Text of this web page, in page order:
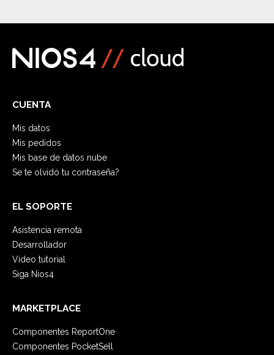
CUENTA
Mis datos
Mis pedidos
Mis base de datos nube
Se te olvidó tu contraseña?
EL SOPORTE
Asistencia remota
Desarrollador
Video tutorial
Siga Nios4
MARKETPLACE
Componentes ReportOne
Componentes PocketSell